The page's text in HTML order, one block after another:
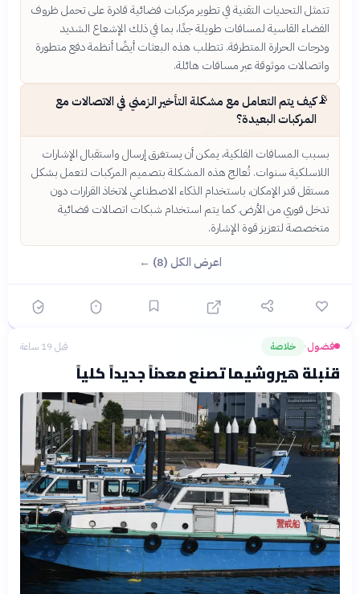
تتمثل التحديات التقنية في تطوير مركبات فضائية قادرة على تحمل ظروف
الفضاء القاسية لمسافات طويلة جدًا، بما في ذلك الإشعاع الشديد
ودرجات الحرارة المتطرفة. تتطلب هذه البعثات أيضًا أنظمة دفع متطورة
واتصالات موثوقة عبر مسافات هائلة.
📡كيف يتم التعامل مع مشكلة التأخير الزمني في الاتصالات مع
المركبات البعيدة؟
بسبب المسافات الفلكية، يمكن أن يستغرق إرسال واستقبال الإشارات
اللاسلكية سنوات. تُعالج هذه المشكلة بتصميم المركبات لتعمل بشكل
مستقل قدر الإمكان، باستخدام الذكاء الاصطناعي لاتخاذ القرارات دون
تدخل فوري من الأرض. كما يتم استخدام شبكات اتصالات فضائية
متخصصة لتعزيز قوة الإشارة.
اعرض الكل (8) ←
فضول› خلاصة قبل 19 ساعة
قنبلة هيروشيما تصنع معدناً جديداً كلياً